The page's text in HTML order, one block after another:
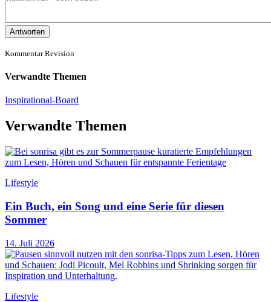
Antworten
Kommentar Revision
Verwandte Themen
Inspirational-Board
Verwandte Themen
Lifestyle
Ein Buch, ein Song und eine Serie für diesen
Sommer
14. Juli 2026
Lifestyle